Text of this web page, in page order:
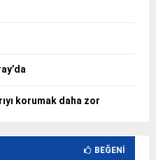
korumak daha zor
BEĞENI